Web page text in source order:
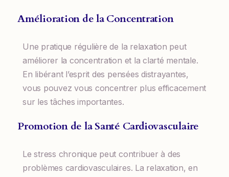
Amélioration de la Concentration
Une pratique régulière de la relaxation peut
améliorer la concentration et la clarté mentale.
En libérant l’esprit des pensées distrayantes,
vous pouvez vous concentrer plus efficacement
sur les tâches importantes.
Promotion de la Santé Cardiovasculaire
Le stress chronique peut contribuer à des
problèmes cardiovasculaires. La relaxation, en